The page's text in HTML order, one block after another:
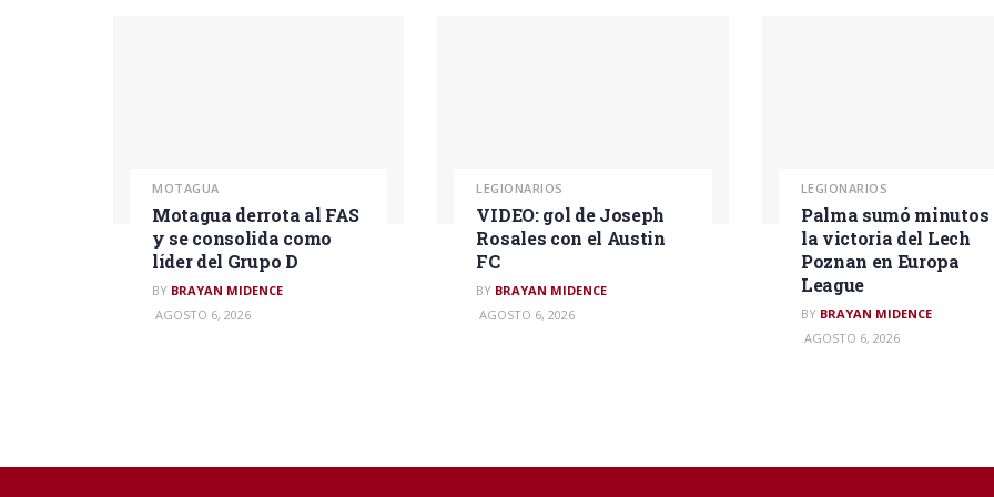
MOTAGUA
Motagua derrota al FAS
y se consolida como
líder del Grupo D
BY BRAYAN MIDENCE
AGOSTO 6, 2026
LEGIONARIOS
VIDEO: gol de Joseph
Rosales con el Austin
FC
BY BRAYAN MIDENCE
AGOSTO 6, 2026
LEGIONARIOS
Palma sumó minutos
la victoria del Lech
Poznan en Europa
League
BY BRAYAN MIDENCE
AGOSTO 6, 2026